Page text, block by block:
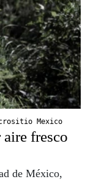
Mexico
fresco
de México,